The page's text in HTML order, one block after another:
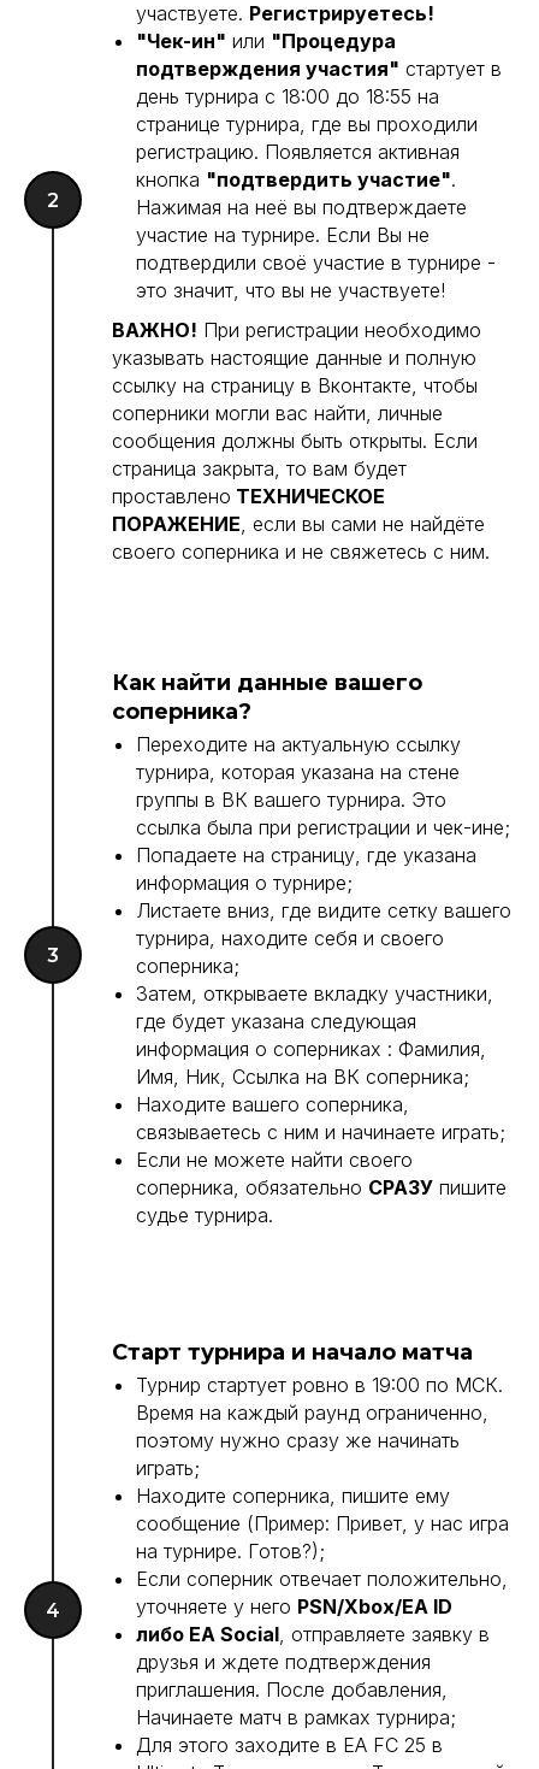
участвуете. Регистрируетесь!
"Чек-ин" или "Процедура
подтверждения участия" стартует в
день турнира с 18:00 до 18:55 на
странице турнира, где вы проходили
регистрацию. Появляется активная
кнопка "подтвердить участие".
Нажимая на неё вы подтверждаете
участие на турнире. Если Вы не
подтвердили своё участие в турнире -
это значит, что вы не участвуете!
ВАЖНО! При регистрации необходимо
указывать настоящие данные и полную
ссылку на страницу в Вконтакте, чтобы
соперники могли вас найти, личные
сообщения должны быть открыты. Если
страница закрыта, то вам будет
проставлено ТЕХНИЧЕСКОЕ
ПОРАЖЕНИЕ, если вы сами не найдёте
своего соперника и не свяжетесь с ним.
Как найти данные вашего
соперника?
Переходите на актуальную ссылку
турнира, которая указана на стене
группы в ВК вашего турнира. Это
ссылка была при регистрации и чек-ине;
Попадаете на страницу, где указана
информация о турнире;
Листаете вниз, где видите сетку вашего
турнира, находите себя и своего
соперника;
Затем, открываете вкладку участники,
где будет указана следующая
информация о соперниках : Фамилия,
Имя, Ник, Ссылка на ВК соперника;
Находите вашего соперника,
связываетесь с ним и начинаете играть;
Если не можете найти своего
соперника, обязательно СРАЗУ пишите
судье турнира.
Старт турнира и начало матча
Турнир стартует ровно в 19:00 по МСК.
Время на каждый раунд ограниченно,
поэтому нужно сразу же начинать
играть;
Находите соперника, пишите ему
сообщение (Пример: Привет, у нас игра
на турнире. Готов?);
Если соперник отвечает положительно,
уточняете у него PSN/Xbox/EA ID
либо EA Social, отправляете заявку в
друзья и ждете подтверждения
приглашения. После добавления,
Начинаете матч в рамках турнира;
Для этого заходите в EA FC 25 в